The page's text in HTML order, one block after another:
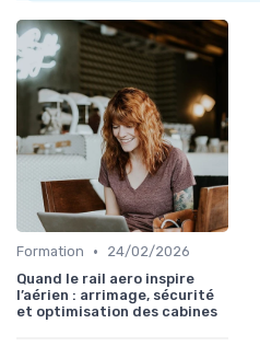
Formation •
24/02/2026
Quand le rail aero inspire
l’aérien : arrimage, sécurité
et optimisation des cabines